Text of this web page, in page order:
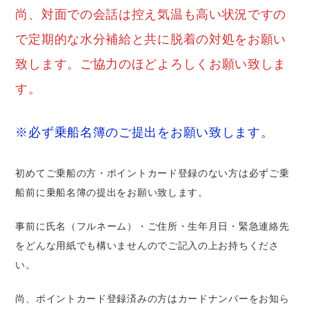
尚、対面での会話は控え気温も高い状況ですの
で定期的な水分補給と共に脱着の対処をお願い
致します。ご協力のほどよろしくお願い致しま
す。
※必ず乗船名簿のご提出をお願い致します。
初めてご乗船の方・ポイントカード登録のない方は必ずご乗
船前に乗船名簿の提出をお願い致します。
事前に氏名（フルネーム）・ご住所・生年月日・緊急連絡先
をどんな用紙でも構いませんのでご記入の上お持ちくださ
い。
尚、ポイントカード登録済みの方はカードナンバーをお知ら